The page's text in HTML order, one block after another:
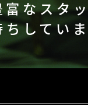
富なスタ
ちしてい